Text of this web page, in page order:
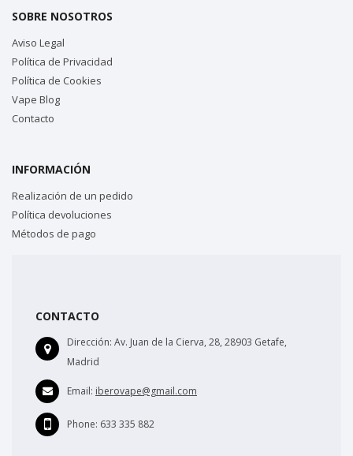
SOBRE NOSOTROS
Aviso Legal
Política de Privacidad
Política de Cookies
Vape Blog
Contacto
INFORMACIÓN
Realización de un pedido
Política devoluciones
Métodos de pago
CONTACTO
Dirección: Av. Juan de la Cierva, 28, 28903 Getafe,
Madrid
Email: iberovape@gmail.com
Phone: 633 335 882